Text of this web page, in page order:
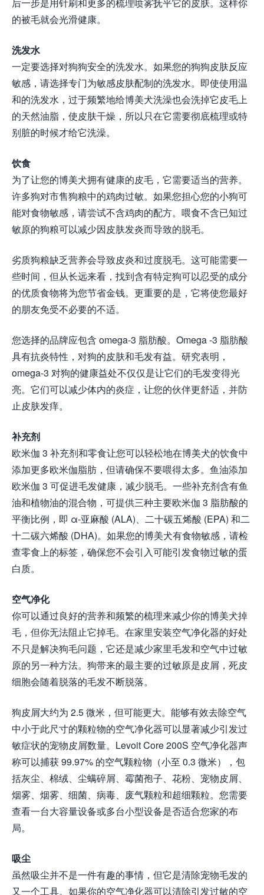
的被毛就会光滑健康。
洗发水
一定要选择对狗狗安全的洗发水。如果您的狗狗皮肤反应
敏感，请选择专门为敏感皮肤配制的洗发水。即使使用温
和的洗发水，过于频繁地给博美犬洗澡也会洗掉它皮毛上
的天然油脂，使皮肤干燥，所以只在它需要彻底梳理或特
别脏的时候才给它洗澡。
饮食
为了让您的博美犬拥有健康的皮毛，它需要适当的营养。
许多狗对市售狗粮中的鸡肉过敏。如果您担心您的小狗可
能对食物敏感，请尝试不含鸡肉的配方。喂食不含已知过
敏原的狗粮可以减少因皮肤发炎而导致的脱毛。
劣质狗粮缺乏营养会导致皮炎和过度脱毛。这可能需要一
些时间，但从长远来看，找到含有特定狗可以忍受的成分
的优质食物将为您节省金钱。更重要的是，它将使您最好
的朋友免受不必要的不​​适。
您选择的品牌应包含 omega-3 脂肪酸。Omega -3 脂肪酸
具有抗炎特性，对狗的皮肤和毛发有益。研究表明，
omega-3 对狗的健康益处不仅仅是让它们的毛发变得光
亮。它们可以减少体内的炎症，让您的伙伴更舒适，并防
止皮肤发痒。
补充剂
欧米伽 3 补充剂和零食让您可以轻松地在博美犬的饮食中
添加更多欧米伽脂肪，但请确保不要喂得太多。鱼油添加
欧米伽 3 可促进毛发健康，减少脱毛。一些补充剂含有鱼
油和植物油的混合物，可提供三种主要欧米伽 3 脂肪酸的
平衡比例，即 α-亚麻酸 (ALA)、二十碳五烯酸 (EPA) 和二
十二碳六烯酸 (DHA)。如果您的博美犬有食物敏感，请检
查零食上的标签，确保您不会引入可能引发食物过敏的蛋
白质。
空气净化
你可以通过良好的营养和频繁的梳理来减少你的博美犬掉
毛，但你无法阻止它掉毛。在家里安装空气净化器的好处
不只是解决狗毛问题，它还是减少家里毛发和空气中过敏
原的另一种方法。狗带来的最主要的过敏原是皮屑，死皮
细胞会随着脱落的毛发不断脱落。
狗皮屑大约为 2.5 微米，但可能更大。能够有效去除空气
中小于此尺寸的颗粒物的空气净化器可以显著减少引发过
敏症状的宠物皮屑数量。Levoit Core 200S 空气净化器声
称可以捕获 99.97% 的空气颗粒物（小至 0.3 微米），包
括灰尘、棉绒、尘螨碎屑、霉菌孢子、花粉、宠物皮屑、
烟雾、烟雾、细菌、病毒、废气颗粒和超细颗粒。您需要
查看一台大容量设备或多台小型设备是否适合您家的布
局。
吸尘
虽然吸尘并不是一件有趣的事情，但它是清除宠物毛发的
又一个工具。如果你的空气净化器可以清除引发过敏的空